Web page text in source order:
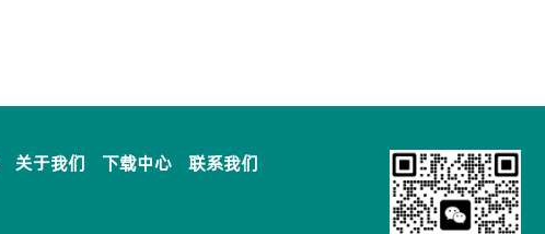
关于我们 下载中心 联系我们